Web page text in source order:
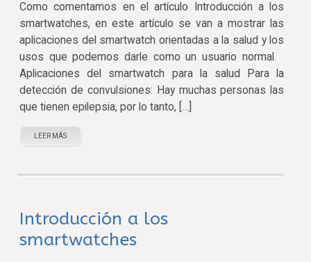
Como comentamos en el artículo Introducción a los
smartwatches, en este artículo se van a mostrar las
aplicaciones del smartwatch orientadas a la salud y los
usos que podemos darle como un usuario normal.
Aplicaciones del smartwatch para la salud Para la
detección de convulsiones: Hay muchas personas las
que tienen epilepsia, por lo tanto, […]
LEER MÁS
Introducción a los
smartwatches